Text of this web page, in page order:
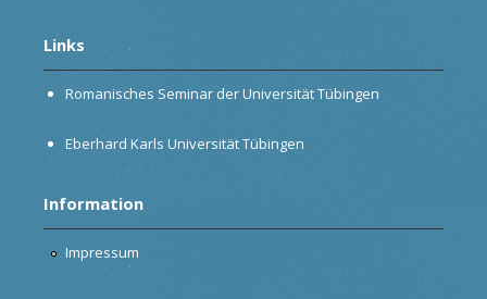
Links
Romanisches Seminar der Universität Tübingen
Eberhard Karls Universität Tübingen
Information
Impressum